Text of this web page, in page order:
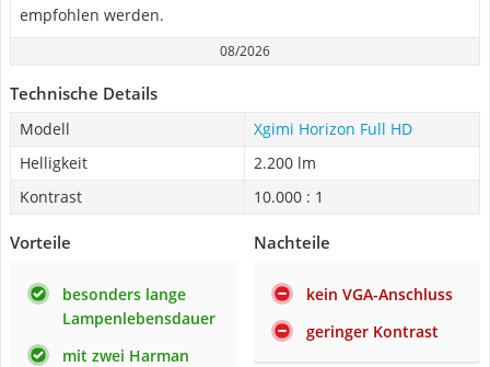
empfohlen werden.
08/2026
Technische Details
Modell
Xgimi Horizon Full HD
Helligkeit
2.200 lm
Kontrast
10.000 : 1
Vorteile
besonders lange
Lampenlebensdauer
mit zwei Harman
Nachteile
kein VGA-Anschluss
geringer Kontrast